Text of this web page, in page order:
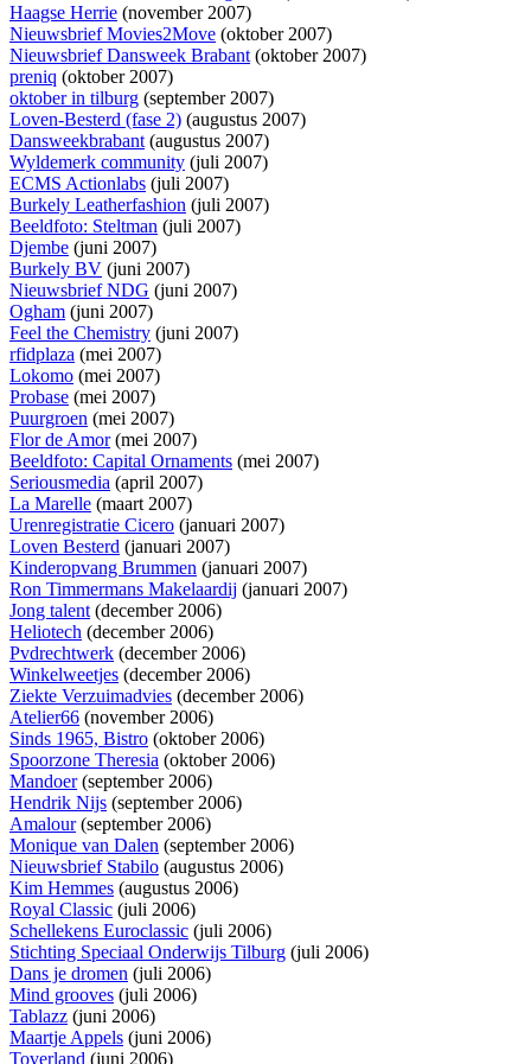
Haagse Herrie (november 2007)
Nieuwsbrief Movies2Move (oktober 2007)
Nieuwsbrief Dansweek Brabant(oktober 2007)
preniq (oktober 2007)
oktober in tilburg (september 2007)
Loven-Besterd (fase 2) (augustus 2007)
Dansweekbrabant(augustus 2007)
Wyldemerk community (juli 2007)
ECMS Actionlabs (juli 2007)
Burkely Leatherfashion (juli 2007)
Beeldfoto: Steltman (juli 2007)
Djembe (juni 2007)
Burkely BV (juni 2007)
Nieuwsbrief NDG (juni 2007)
Ogham (juni 2007)
Feel the Chemistry (juni 2007)
rfidplaza (mei 2007)
Lokomo (mei 2007)
Probase (mei 2007)
Puurgroen (mei 2007)
Flor de Amor(mei 2007)
Beeldfoto: Capital Ornaments (mei 2007)
Seriousmedia (april 2007)
La Marelle (maart 2007)
Urenregistratie Cicero (januari 2007)
Loven Besterd (januari 2007)
Kinderopvang Brummen (januari 2007)
Ron Timmermans Makelaardij (januari 2007)
Jong talent(december 2006)
Heliotech (december 2006)
Pvdrechtwerk (december 2006)
Winkelweetjes (december 2006)
Ziekte Verzuimadvies (december 2006)
Atelier66 (november 2006)
Sinds 1965, Bistro (oktober 2006)
Spoorzone Theresia (oktober 2006)
Mandoer(september 2006)
Hendrik Nijs (september 2006)
Amalour(september 2006)
Monique van Dalen (september 2006)
Nieuwsbrief Stabilo (augustus 2006)
Kim Hemmes (augustus 2006)
Royal Classic (juli 2006)
Schellekens Euroclassic (juli 2006)
Stichting Speciaal Onderwijs Tilburg (juli 2006)
Dans je dromen (juli 2006)
Mind grooves (juli 2006)
Tablazz (juni 2006)
Maartje Appels (juni 2006)
Toverland (juni 2006)